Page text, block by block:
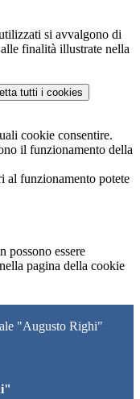
si avvalgono di
finalità illustrate nella
tutti i cookies
cookie consentire.
il funzionamento della
al funzionamento potete
possono essere
pagina della cookie
"Augusto Righi"